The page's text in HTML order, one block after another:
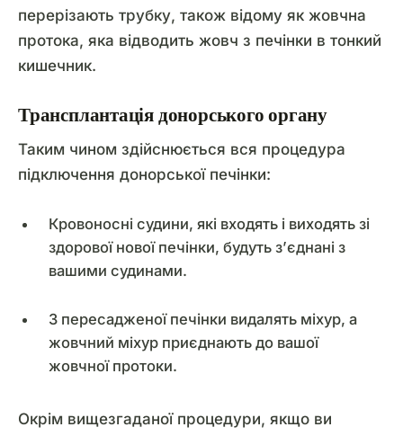
перерізають трубку, також відому як жовчна
протока, яка відводить жовч з печінки в тонкий
кишечник.
Трансплантація донорського органу
Таким чином здійснюється вся процедура
підключення донорської печінки:
Кровоносні судини, які входять і виходять зі
здорової нової печінки, будуть з’єднані з
вашими судинами.
З пересадженої печінки видалять міхур, а
жовчний міхур приєднають до вашої
жовчної протоки.
Окрім вищезгаданої процедури, якщо ви